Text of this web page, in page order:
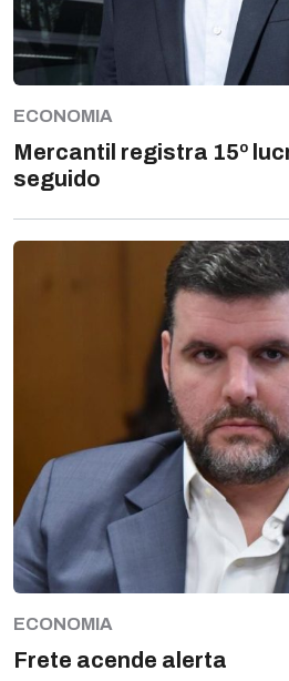
ECONOMIA
Mercantil registra 15º
seguido
ECONOMIA
Frete acende alerta